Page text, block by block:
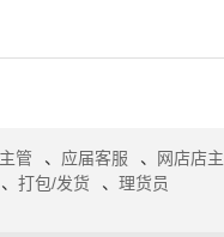
管 、 应届客服 、 网店店主
、 打包/发货 、 理货员